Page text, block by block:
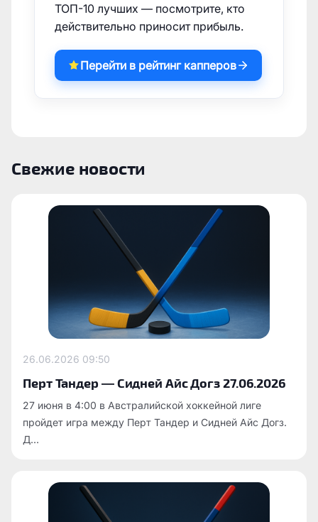
ТОП-10 лучших — посмотрите, кто
действительно приносит прибыль.
Перейти в рейтинг капперов
Свежие новости
26.06.2026 09:50
Перт Тандер — Сидней Айс Догз 27.06.2026
27 июня в 4:00 в Австралийской хоккейной лиге
пройдет игра между Перт Тандер и Сидней Айс Догз.
Д...